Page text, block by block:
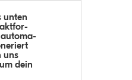
unten
uns
dein